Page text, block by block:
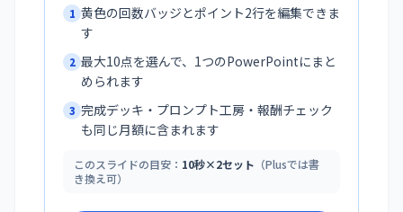
1 黄色の回数バッジとポイント2行を編集できま
す
2 最大10点を選んで、1つのPowerPointにまと
められます
3 完成デッキ・プロンプト工房・報酬チェック
も同じ月額に含まれます
このスライドの目安： 10秒×2セット （Plusでは書
き換え可）